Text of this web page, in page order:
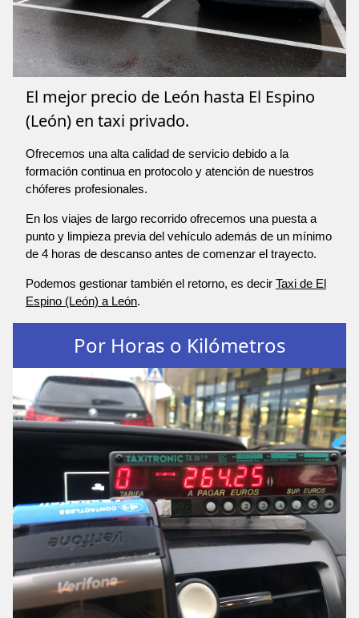
El mejor precio de León hasta El Espino
(León) en taxi privado.
Ofrecemos una alta calidad de servicio debido a la
formación continua en protocolo y atención de nuestros
chóferes profesionales.
En los viajes de largo recorrido ofrecemos una puesta a
punto y limpieza previa del vehículo además de un mínimo
de 4 horas de descanso antes de comenzar el trayecto.
Podemos gestionar también el retorno, es decir Taxi de El
Espino (León) a León.
Por Horas o Kilómetros